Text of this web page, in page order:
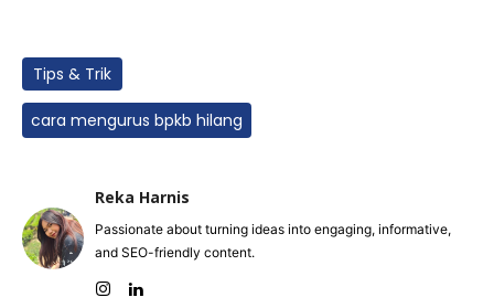
Tips & Trik
cara mengurus bpkb hilang
Reka Harnis
Passionate about turning ideas into engaging, informative,
and SEO-friendly content.